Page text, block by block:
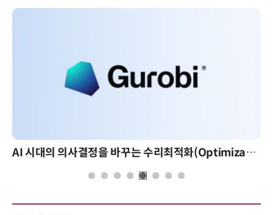
AI 시대의 의사결정을 바꾸는 수리최적화(Optimization): 실제 산업 적용 사례와 활용 전략